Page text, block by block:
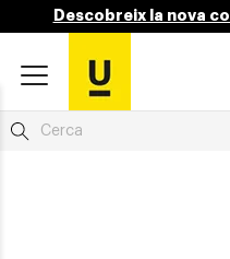
Descobreix la nova